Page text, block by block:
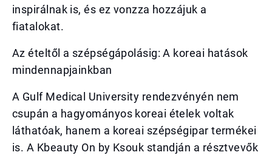
inspirálnak is, és ez vonzza hozzájuk a
fiatalokat.
Az ételtől a szépségápolásig: A koreai hatások
mindennapjainkban
A Gulf Medical University rendezvényén nem
csupán a hagyományos koreai ételek voltak
láthatóak, hanem a koreai szépségipar termékei
is. A Kbeauty On by Ksouk standján a résztvevők